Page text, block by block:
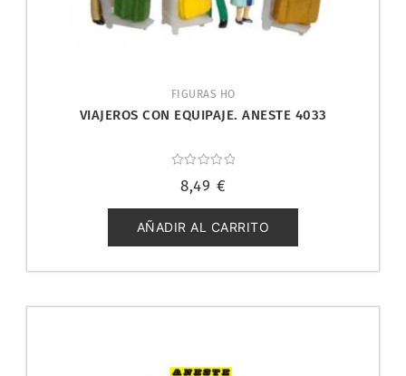
FIGURAS HO
VIAJEROS CON EQUIPAJE. ANESTE 4033
con
de
5
8,49 €
AÑADIR AL CARRITO